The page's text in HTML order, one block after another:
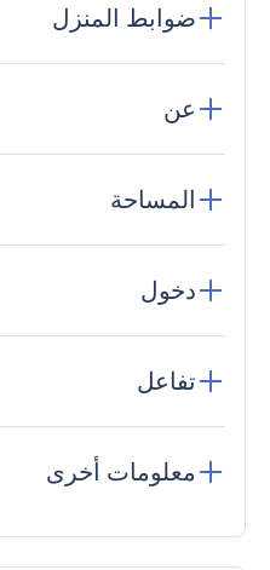
ضوابط المنزل
عن
المساحة
دخول
تفاعل
معلومات أخرى